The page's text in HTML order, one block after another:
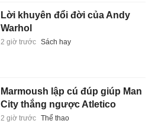
Lời khuyên đổi đời của Andy
Warhol
2 giờ trước Sách hay
Marmoush lập cú đúp giúp Man
City thắng ngược Atletico
2 giờ trước Thể thao